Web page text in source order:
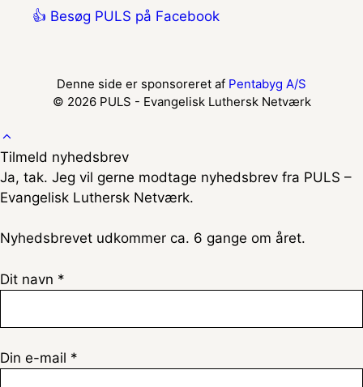
👍 Besøg PULS på Facebook
Denne side er sponsoreret af Pentabyg A/S
© 2026 PULS - Evangelisk Luthersk Netværk
Tilmeld nyhedsbrev
Ja, tak. Jeg vil gerne modtage nyhedsbrev fra PULS –
Evangelisk Luthersk Netværk.
Nyhedsbrevet udkommer ca. 6 gange om året.
Dit navn *
Din e-mail *